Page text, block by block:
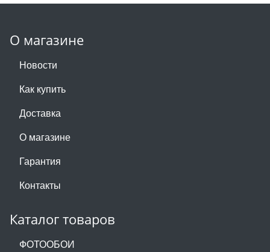
О магазине
Новости
Как купить
Доставка
О магазине
Гарантия
Контакты
Каталог товаров
ФОТООБОИ